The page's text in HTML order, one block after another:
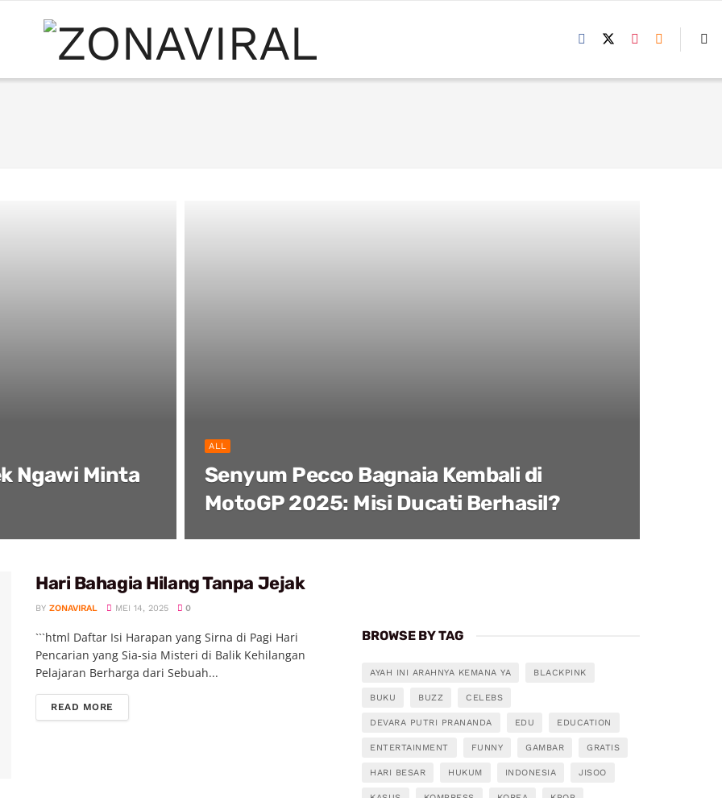
Ngawi Minta
ALL
Senyum Pecco Bagnaia Kembali di
MotoGP 2025: Misi Ducati Berhasil?
Hari Bahagia Hilang Tanpa Jejak
BY ZONAVIRAL MEI 14, 2025 0
```html Daftar Isi Harapan yang Sirna di Pagi Hari
Pencarian yang Sia-sia Misteri di Balik Kehilangan
Pelajaran Berharga dari Sebuah...
READ MORE
BROWSE BY TAG
AYAH INI ARAHNYA KEMANA YA BLACKPINK
BUKU BUZZ CELEBS
DEVARA PUTRI PRANANDA EDU EDUCATION
ENTERTAINMENT FUNNY GAMBAR GRATIS
HARI BESAR HUKUM INDONESIA JISOO